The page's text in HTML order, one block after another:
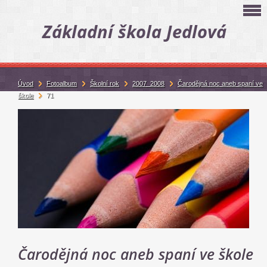
Základní škola Jedlová
Čarodějná noc aneb spaní ve škole
Úvod Fotoalbum Školní rok 2007_2008
Čarodějná noc aneb spaní ve
škole
71